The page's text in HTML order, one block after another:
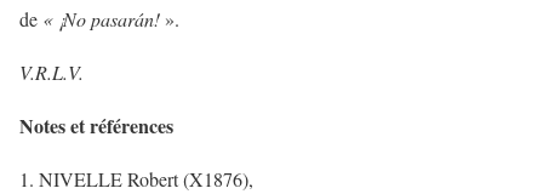
de « ¡No pasarán! ».
V.R.L.V.
Notes et références
NIVELLE Robert (X1876),